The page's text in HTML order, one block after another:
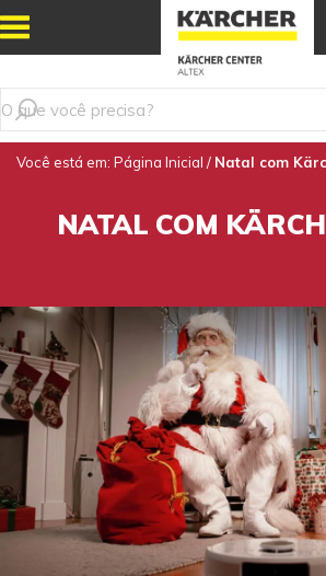
Você está em: Página Inicial / Natal com
NATAL COM